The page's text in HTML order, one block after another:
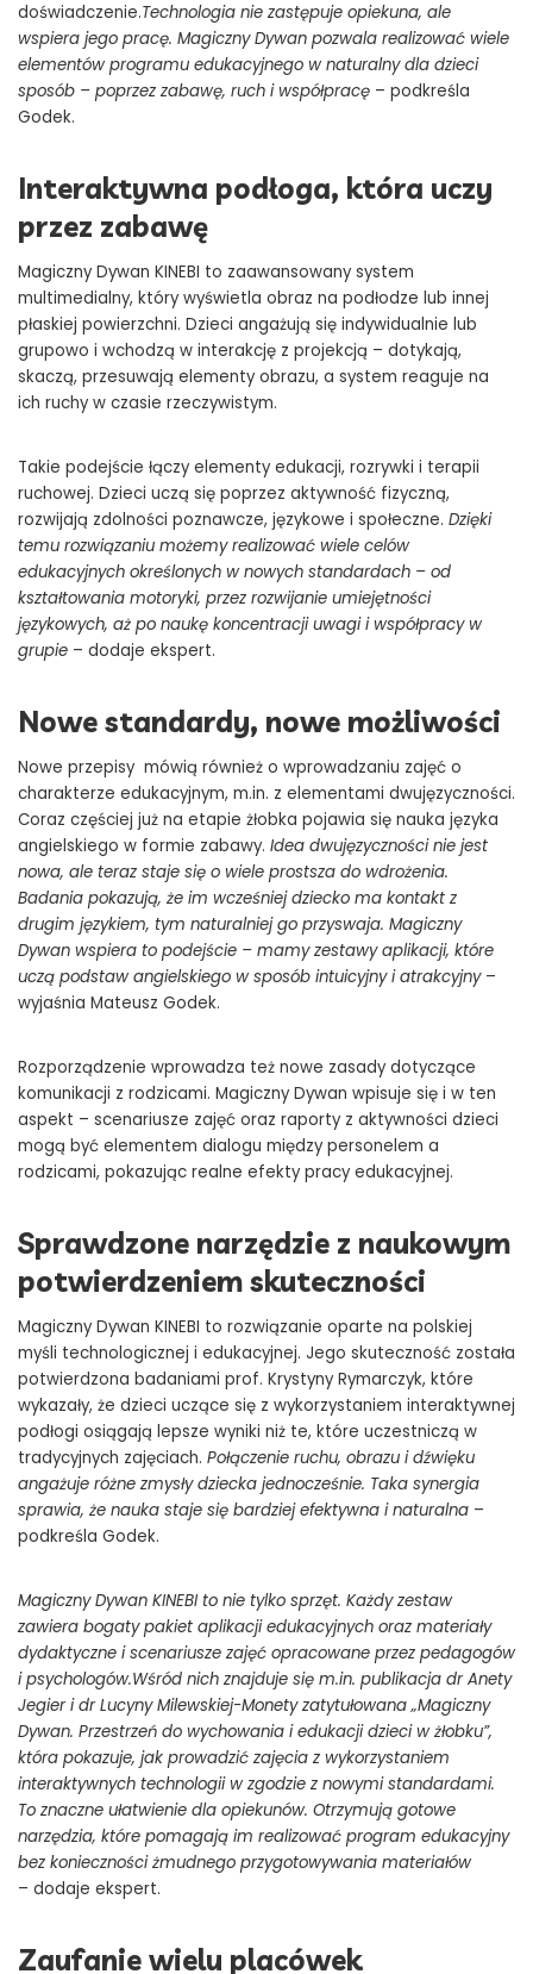
doświadczenie.Technologia nie zastępuje opiekuna, ale
wspiera jego pracę. Magiczny Dywan pozwala realizować wiele
elementów programu edukacyjnego w naturalny dla dzieci
sposób – poprzez zabawę, ruch i współpracę – podkreśla
Godek.
Interaktywna podłoga, która uczy
przez zabawę
Magiczny Dywan KINEBI to zaawansowany system
multimedialny, który wyświetla obraz na podłodze lub innej
płaskiej powierzchni. Dzieci angażują się indywidualnie lub
grupowo i wchodzą w interakcję z projekcją – dotykają,
skaczą, przesuwają elementy obrazu, a system reaguje na
ich ruchy w czasie rzeczywistym.
Takie podejście łączy elementy edukacji, rozrywki i terapii
ruchowej. Dzieci uczą się poprzez aktywność fizyczną,
rozwijają zdolności poznawcze, językowe i społeczne. Dzięki
temu rozwiązaniu możemy realizować wiele celów
edukacyjnych określonych w nowych standardach – od
kształtowania motoryki, przez rozwijanie umiejętności
językowych, aż po naukę koncentracji uwagi i współpracy w
grupie – dodaje ekspert.
Nowe standardy, nowe możliwości
Nowe przepisy mówią również o wprowadzaniu zajęć o
charakterze edukacyjnym, m.in. z elementami dwujęzyczności.
Coraz częściej już na etapie żłobka pojawia się nauka języka
angielskiego w formie zabawy. Idea dwujęzyczności nie jest
nowa, ale teraz staje się o wiele prostsza do wdrożenia.
Badania pokazują, że im wcześniej dziecko ma kontakt z
drugim językiem, tym naturalniej go przyswaja. Magiczny
Dywan wspiera to podejście – mamy zestawy aplikacji, które
uczą podstaw angielskiego w sposób intuicyjny i atrakcyjny–
wyjaśnia Mateusz Godek.
Rozporządzenie wprowadza też nowe zasady dotyczące
komunikacji z rodzicami. Magiczny Dywan wpisuje się i w ten
aspekt – scenariusze zajęć oraz raporty z aktywności dzieci
mogą być elementem dialogu między personelem a
rodzicami, pokazując realne efekty pracy edukacyjnej.
Sprawdzone narzędzie z naukowym
potwierdzeniem skuteczności
Magiczny Dywan KINEBI to rozwiązanie oparte na polskiej
myśli technologicznej i edukacyjnej. Jego skuteczność została
potwierdzona badaniami prof. Krystyny Rymarczyk, które
wykazały, że dzieci uczące się z wykorzystaniem interaktywnej
podłogi osiągają lepsze wyniki niż te, które uczestniczą w
tradycyjnych zajęciach. Połączenie ruchu, obrazu i dźwięku
angażuje różne zmysły dziecka jednocześnie. Taka synergia
sprawia, że nauka staje się bardziej efektywna i naturalna –
podkreśla Godek.
Magiczny Dywan KINEBI to nie tylko sprzęt. Każdy zestaw
zawiera bogaty pakiet aplikacji edukacyjnych oraz materiały
dydaktyczne i scenariusze zajęć opracowane przez pedagogów
i psychologów.Wśród nich znajduje się m.in. publikacja dr Anety
Jegier i dr Lucyny Milewskiej-Monety zatytułowana „Magiczny
Dywan. Przestrzeń do wychowania i edukacji dzieci w żłobku”,
która pokazuje, jak prowadzić zajęcia z wykorzystaniem
interaktywnych technologii w zgodzie z nowymi standardami.
To znaczne ułatwienie dla opiekunów. Otrzymują gotowe
narzędzia, które pomagają im realizować program edukacyjny
bez konieczności żmudnego przygotowywania materiałów
– dodaje ekspert.
Zaufanie wielu placówek